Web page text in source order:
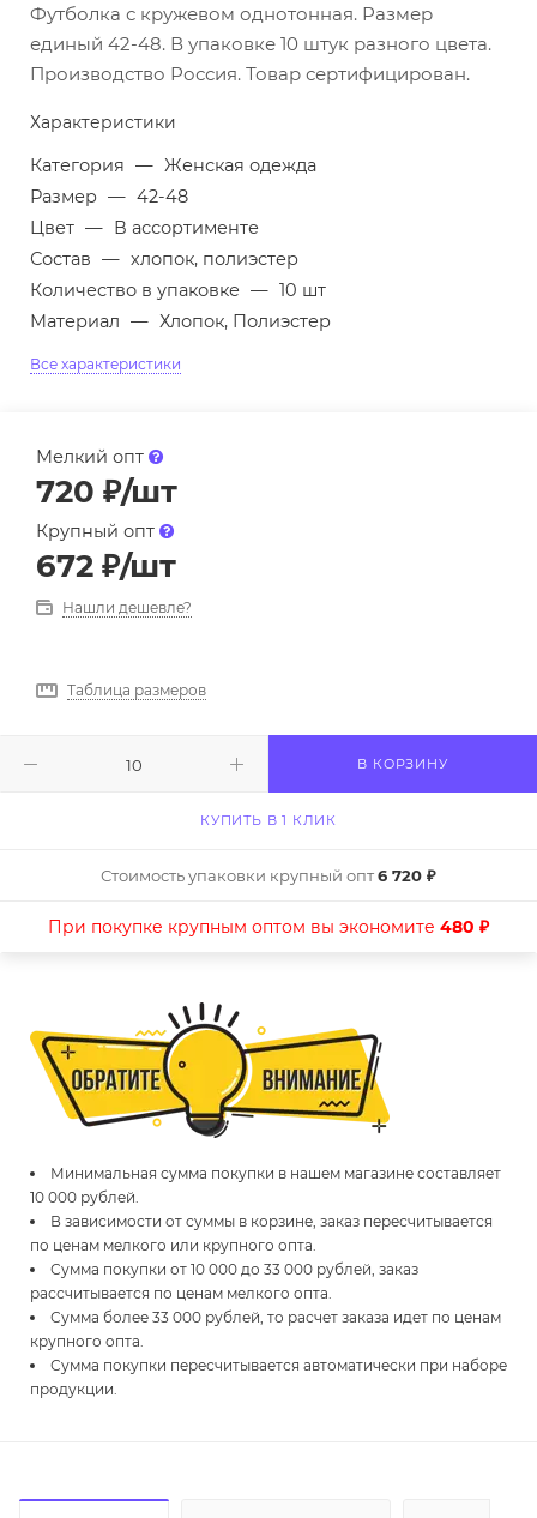
Футболка с кружевом однотонная. Размер
единый 42-48. В упаковке 10 штук разного цвета.
Производство Россия. Товар сертифицирован.
Характеристики
Категория — Женская одежда
Размер — 42-48
Цвет — В ассортименте
Состав — хлопок, полиэстер
Количество в упаковке — 10 шт
Материал — Хлопок, Полиэстер
Все характеристики
Мелкий опт
720 ₽/шт
Крупный опт
672 ₽/шт
Нашли дешевле?
Таблица размеров
В КОРЗИНУ
КУПИТЬ В 1 КЛИК
Стоимость упаковки крупный опт6 720 ₽
При покупке крупным оптом вы экономите 480 ₽
Минимальная сумма покупки в нашем магазине составляет
10 000 рублей.
В зависимости от суммы в корзине, заказ пересчитывается
по ценам мелкого или крупного опта.
Сумма покупки от 10 000 до 33 000 рублей, заказ
рассчитывается по ценам мелкого опта.
Сумма более 33 000 рублей, то расчет заказа идет по ценам
крупного опта.
Сумма покупки пересчитывается автоматически при наборе
продукции.